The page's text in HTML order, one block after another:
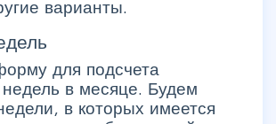
варианты.
для подсчета
недель в месяце. Будем
в которых имеется